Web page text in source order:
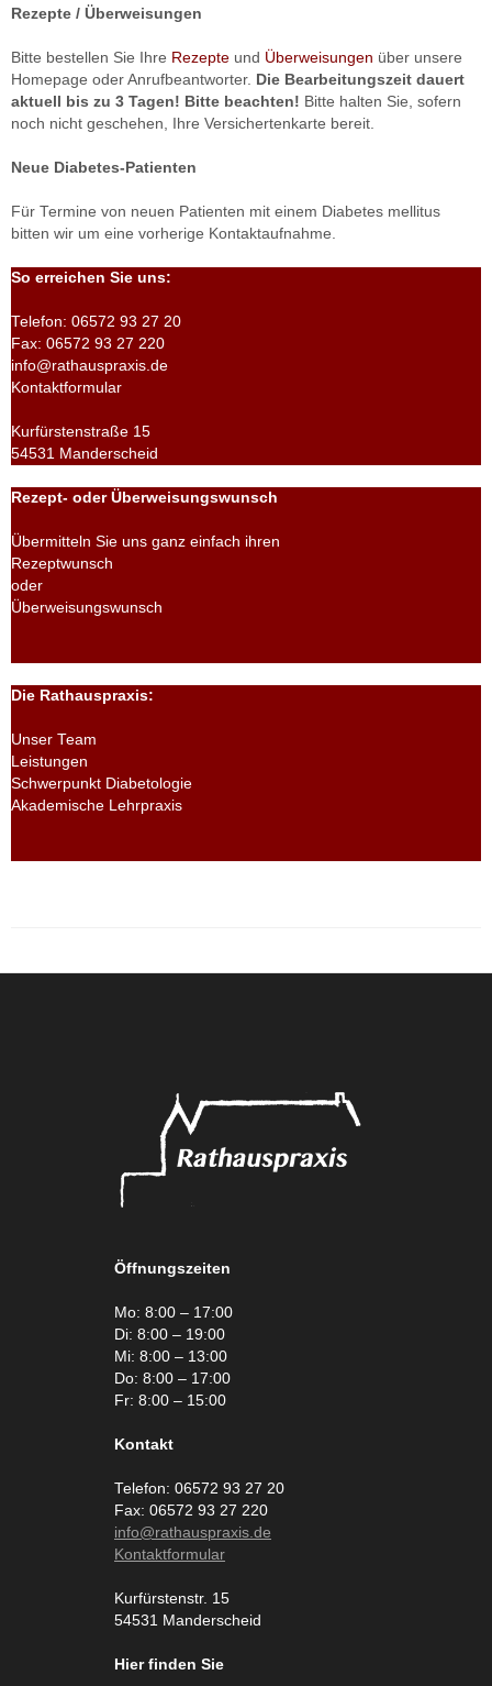
Rezepte / Überweisungen
Bitte bestellen Sie Ihre Rezepte und Überweisungen über unsere
Homepage oder Anrufbeantworter. Die Bearbeitungszeit dauert
aktuell bis zu 3 Tagen! Bitte beachten! Bitte halten Sie, sofern
noch nicht geschehen, Ihre Versichertenkarte bereit.
Neue Diabetes-Patienten
Für Termine von neuen Patienten mit einem Diabetes mellitus
bitten wir um eine vorherige Kontaktaufnahme.
So erreichen Sie uns:
Telefon: 06572 93 27 20
Fax: 06572 93 27 220
info@rathauspraxis.de
Kontaktformular
Kurfürstenstraße 15
54531 Manderscheid
Rezept- oder Überweisungswunsch
Übermitteln Sie uns ganz einfach ihren
Rezeptwunsch
oder
Überweisungswunsch
Die Rathauspraxis:
Unser Team
Leistungen
Schwerpunkt Diabetologie
Akademische Lehrpraxis
Öffnungszeiten
Mo: 8:00 – 17:00
Di: 8:00 – 19:00
Mi: 8:00 – 13:00
Do: 8:00 – 17:00
Fr: 8:00 – 15:00
Kontakt
Telefon: 06572 93 27 20
Fax: 06572 93 27 220
info@rathauspraxis.de
Kontaktformular
Kurfürstenstr. 15
54531 Manderscheid
Hier finden Sie